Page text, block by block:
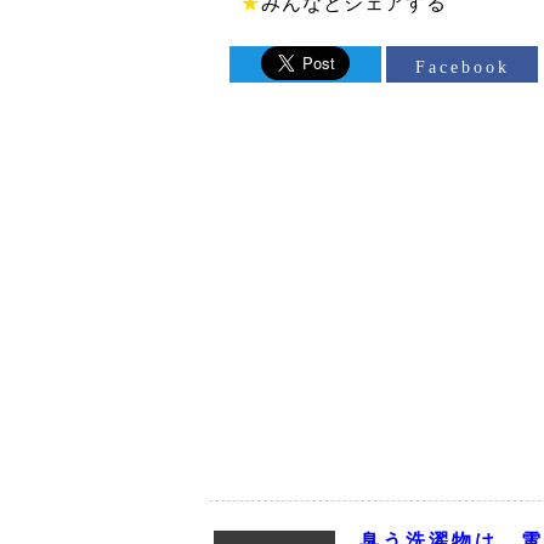
Facebook